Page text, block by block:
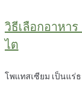
วิธีเลือกอาหา
ไต
โพแทสเซียม เป็นแร่ธ